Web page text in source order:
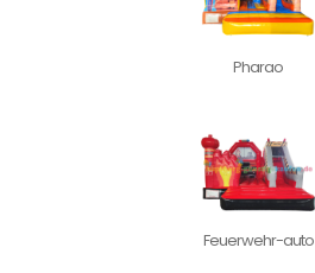
Pharao
Feuerwehr-auto